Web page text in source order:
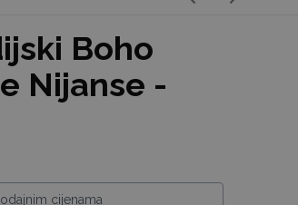
Boho
Nijanse -
cijenama